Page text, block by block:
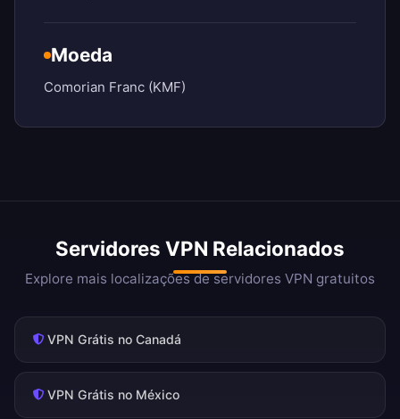
Moeda
Comorian Franc (KMF)
Servidores VPN Relacionados
Explore mais localizações de servidores VPN gratuitos
VPN Grátis no Canadá
VPN Grátis no México